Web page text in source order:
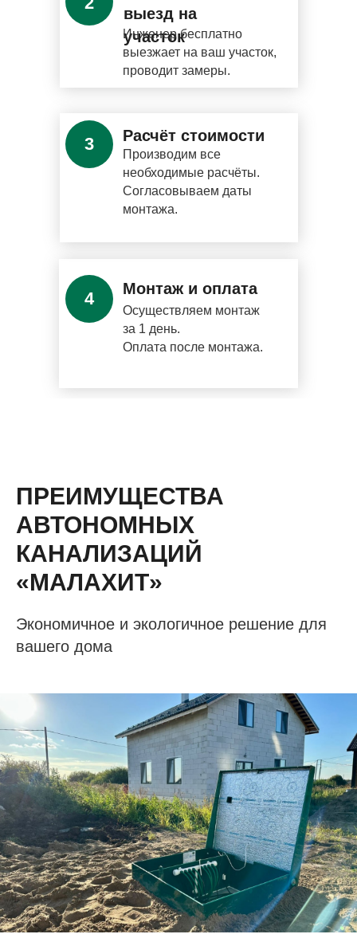
Осуществляем монтаж
за 1 день.
Оплата после монтажа.
Монтаж и оплата
4
Расчёт стоимости
Производим все
необходимые расчёты.
Согласовываем даты
монтажа.
3
выезд на
участок
Инженер бесплатно
выезжает на ваш участок,
проводит замеры.
ПРЕИМУЩЕСТВА
АВТОНОМНЫХ
КАНАЛИЗАЦИЙ
«МАЛАХИТ»
Экономичное и экологичное решение для
вашего дома